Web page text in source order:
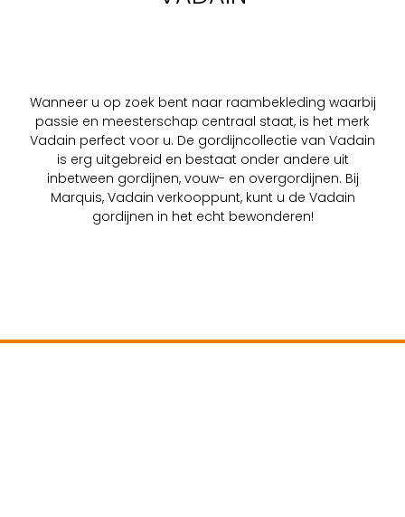
Wanneer u op zoek bent naar raambekleding waarbij
passie en meesterschap centraal staat, is het merk
Vadain perfect voor u. De gordijncollectie van Vadain
is erg uitgebreid en bestaat onder andere uit
inbetween gordijnen, vouw- en overgordijnen. Bij
Marquis, Vadain verkooppunt, kunt u de Vadain
gordijnen in het echt bewonderen!